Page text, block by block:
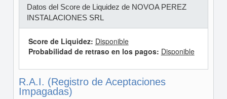
Datos del Score de Liquidez de NOVOA PEREZ
INSTALACIONES SRL
Score de Liquidez: Disponible
Probabilidad de retraso en los pagos: Disponible
R.A.I. (Registro de Aceptaciones
Impagadas)